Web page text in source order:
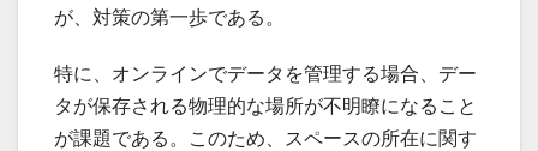
が、対策の第一歩である。
特に、オンラインでデータを管理する場合、デー
タが保存される物理的な場所が不明瞭になること
が課題である。このため、スペースの所在に関す